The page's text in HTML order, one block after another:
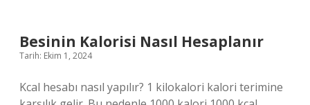
Besinin Kalorisi Nasıl Hesaplanır
Tarih: Ekim 1, 2024
Kcal hesabı nasıl yapılır? 1 kilokalori kalori terimine